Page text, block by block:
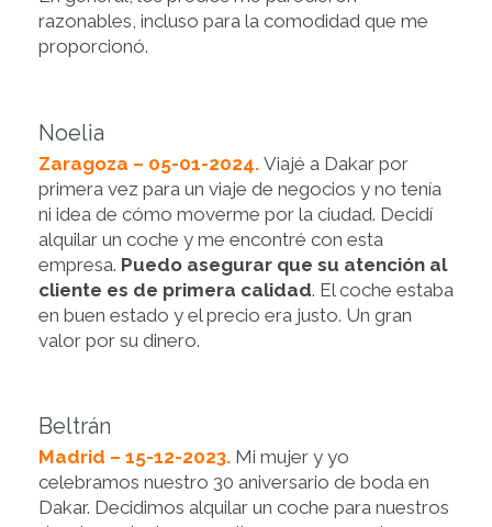
razonables, incluso para la comodidad que me
proporcionó.
Noelia
Zaragoza – 05-01-2024. Viajé a Dakar por
primera vez para un viaje de negocios y no tenía
ni idea de cómo moverme por la ciudad. Decidí
alquilar un coche y me encontré con esta
empresa. Puedo asegurar que su atención al
cliente es de primera calidad. El coche estaba
en buen estado y el precio era justo. Un gran
valor por su dinero.
Beltrán
Madrid – 15-12-2023. Mi mujer y yo
celebramos nuestro 30 aniversario de boda en
Dakar. Decidimos alquilar un coche para nuestros